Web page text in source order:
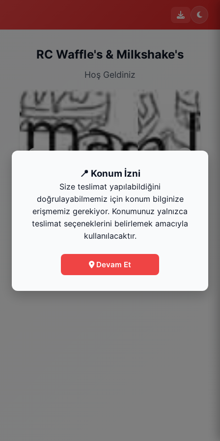
RC Waffle's & Milkshake's
Hoş Geldiniz
MilkShake's
Kategoriyi Gör
Menüye Git
Bilgi
📍 Konum İzni
Size teslimat yapılabildiğini
doğrulayabilmemiz için konum bilginize
erişmemiz gerekiyor. Konumunuz yalnızca
teslimat seçeneklerini belirlemek amacıyla
kullanılacaktır.
Devam Et